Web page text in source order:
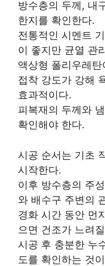
방수층의 두께, 내
한지를 확인한다.
전통적인 시멘트
이 좋지만 균열 관
액상형 폴리우레
접착 강도가 강해
효과적이다.
피복재의 두께와
확인해야 한다.
시공 순서는 기초
시작한다.
이후 방수층의 주
와 배수구 주변의
경화 시간 동안 먼
으면 건조가 느려
시공 후 충분한 누
도를 확인하는 것